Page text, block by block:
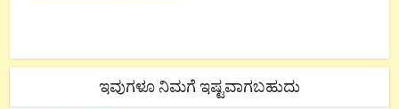
ಇವುಗಳೂ ನಿಮಗೆ ಇಷ್ಟವಾಗಬಹುದು